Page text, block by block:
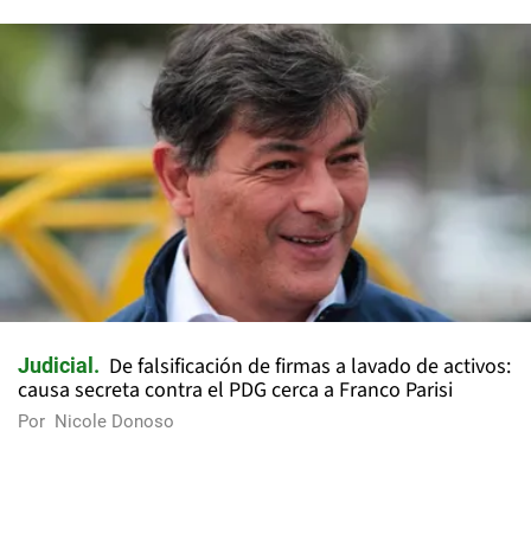
Judicial
De falsificación de firmas a lavado de activos:
causa secreta contra el PDG cerca a Franco Parisi
Por Nicole Donoso